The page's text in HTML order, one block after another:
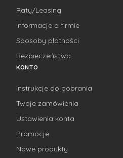
Raty/Leasing
Informacje o firmie
Sposoby płatności
Bezpieczeństwo
KONTO
Instrukcje do pobrania
Twoje zamówienia
Ustawienia konta
Promocje
Nowe produkty